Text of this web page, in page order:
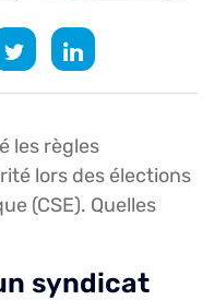
les règles
lors des élections
(CSE). Quelles
syndicat